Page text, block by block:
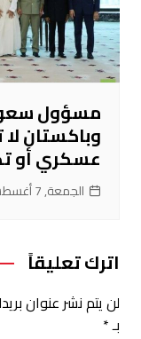
مسؤول
وباكستان
عسكري أو
الجمعة, 7 أغسطس 2026, 15:54
اترك تعليقاً
لن يتم نشر عنوان
بـ*